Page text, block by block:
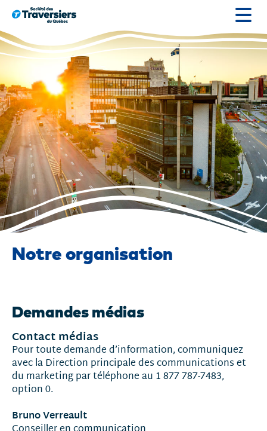
Passer
au
contenu
Notre organisation
et
communiqués
Demandes médias
Contact médias
Pour toute demande d’information, communiquez
avec la Direction principale des communications et
du marketing par téléphone au 1 877 787-7483,
option 0.
Bruno Verreault